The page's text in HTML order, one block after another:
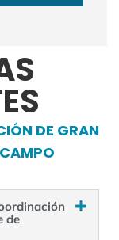
DE GRAN
de